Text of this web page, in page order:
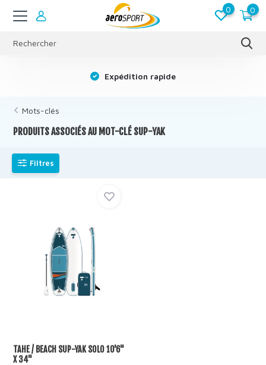
0 0
Expédition rapide
Mots-clés
PRODUITS ASSOCIÉS AU MOT-CLÉ SUP-YAK
Filtres
TAHE / BEACH SUP-YAK SOLO 10'6''
X 34''